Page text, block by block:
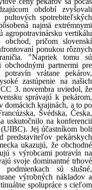
období zvyšovali
spotrebiteľských
najmä extrémnymi
agropotravinársku vertikálu
pričom slovenskí
ponukou rôznych
"Napriek tomu sú
partnermi pre
potravín vrátane pekárov,
zastúpenie na našich
3. novembra uviedol, že
správajú k pekárom,
domácich krajinách, a to po
Švédska, Česka,
uskutočnilo na konferencii
Jej účastníkom boli
predstaviteľov pekárskych
ukazujú, že obchodné
s výrobcami potravín na
svoje dominantné trhové
podmienkach sú slušné,
výrobných nákladov a
spolupráce s cieľom